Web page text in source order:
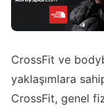
CrossFit ve
yaklaşımlara
CrossFit, genel